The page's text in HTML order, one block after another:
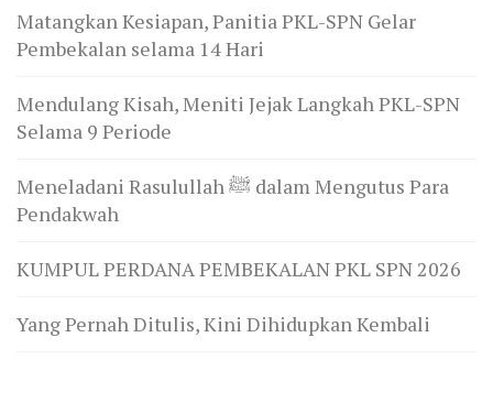
Matangkan Kesiapan, Panitia PKL-SPN Gelar
Pembekalan selama 14 Hari
Mendulang Kisah, Meniti Jejak Langkah PKL-SPN
Selama 9 Periode
Meneladani Rasulullah ﷺ dalam Mengutus Para
Pendakwah
KUMPUL PERDANA PEMBEKALAN PKL SPN 2026
Yang Pernah Ditulis, Kini Dihidupkan Kembali